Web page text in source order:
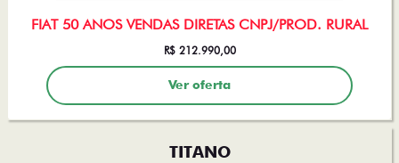
FIAT 50 ANOS VENDAS DIRETAS CNPJ/PROD. RURAL
R$ 212.990,00
Ver oferta
TITANO